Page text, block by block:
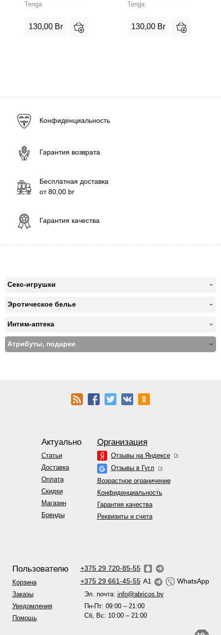
Tenga
130,00 Br
Tenga
130,00 Br
Конфиденциальность
Гарантия возврата
Бесплатная доставка
от80,00 br
Гарантия качества
Секс-игрушки
Эротическое белье
Интим-аптека
Атрибуты, подарки
Актуально
Статьи
Доставка
Оплата
Скидки
Магазин
Бренды
Организация
Отзывы на Яндексе
Отзывы в Гугл
Возрастное ограничение
Конфиденциальность
Гарантия качества
Реквизиты и счета
Пользователю
Корзина
Заказы
Уведомления
Помощь
+375 29 720-85-55
+375 29 661-45-55 A1 WhatsApp
Эл. почта: info@abricos.by
Пн-Пт: 09:00 – 21:00
Сб, Вс: 10:00 – 21:00